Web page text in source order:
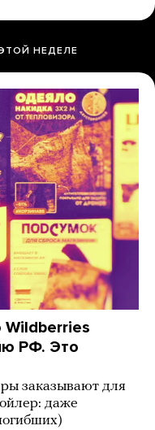
НЕДЕЛЕ
Wildberries
РФ. Это
заказывают для
даже